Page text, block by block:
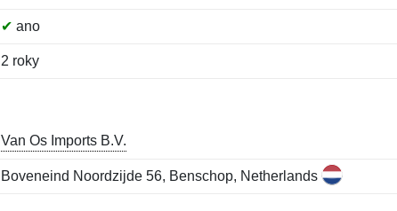
✔ ano
2 roky
Van Os Imports B.V.
Boveneind Noordzijde 56, Benschop, Netherlands